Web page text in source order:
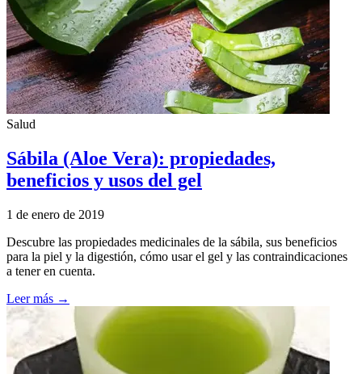
Salud
Sábila (Aloe Vera): propiedades,
beneficios y usos del gel
1 de enero de 2019
Descubre las propiedades medicinales de la sábila, sus beneficios
para la piel y la digestión, cómo usar el gel y las contraindicaciones
a tener en cuenta.
Leer más →